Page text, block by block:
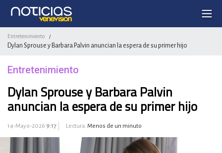
Entretenimiento /
Dylan Sprouse y Barbara Palvin anuncian la espera de su primer hijo
Entretenimiento
Dylan Sprouse y Barbara Palvin
anuncian la espera de su primer hijo
14-Mayo-2026 9:17 Lectura: Menos de un minuto